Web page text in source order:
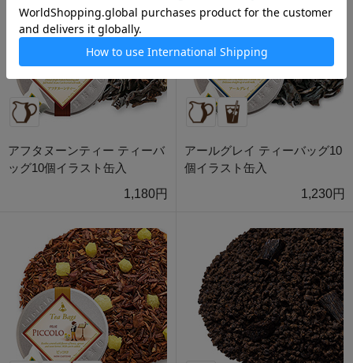
アフタヌーンティー ティーバ
ッグ10個イラスト缶入
1,180円
アールグレイ ティーバッグ10
個イラスト缶入
1,230円